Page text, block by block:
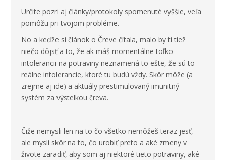
Určite pozri aj články/protokoly spomenuté vyššie, veľa
pomôžu pri tvojom probléme.
No a keďže si článok o Čreve čítala, malo by ti tiež
niečo dôjsť a to, že ak máš momentálne toľko
intolerancii na potraviny neznamená to ešte, že sú to
reálne intolerancie, ktoré tu budú vždy. Skôr môže (a
zrejme aj ide) a aktuály prestimulovaný imunitný
systém za výstelkou čreva.
Čiže nemysli len na to čo všetko nemôžeš teraz jesť,
ale mysli skôr na to, čo urobiť preto a aké zmeny v
živote zaradiť, aby som aj niektoré tieto potraviny, aké